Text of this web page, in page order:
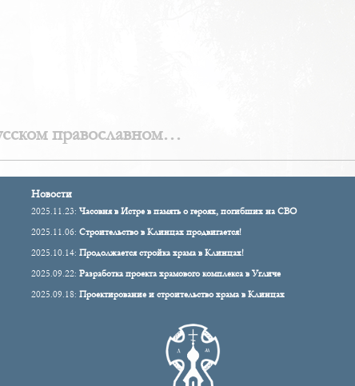
православном
Новости
2025.11.23:Часовня в Истре в память о героях, погибших на СВО
2025.11.06:Строительство в Клинцах продвигается!
2025.10.14:Продолжается стройка храма в Клинцах!
2025.09.22:Разработка проекта храмового комплекса в Угличе
2025.09.18:Проектирование и строительство храма в Клинцах